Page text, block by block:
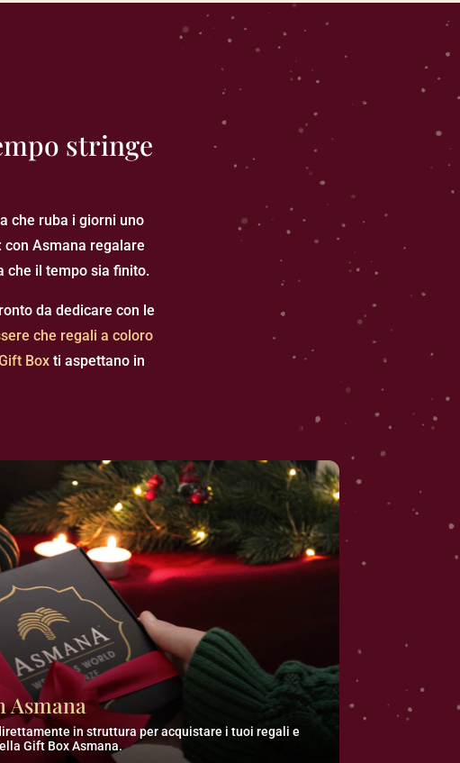
stringe
che ruba i giorni uno
con Asmana regalare
che il tempo sia finito.
da dedicare con le
che regali a coloro
Box ti aspettano in
Asmana
in struttura per acquistare i tuoi regali e
Gift Box Asmana.